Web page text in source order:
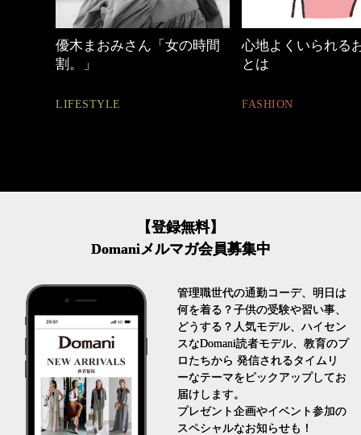
心地よくいられるおしゃれ
とは
FASHION
【ワーママのきれ
ュアル通勤】
FASHION
【登録無料】
Domaniメルマガ会員募集中
管理職世代の通勤コーデ、明日は
何を着る？子供の受験や習い事、
どうする？人気モデル、ハイセン
スなDomani読者モデル、教育のプ
ロたちから 発信されるタイムリ
ーなテーマをピックアップしてお
届けします。
プレゼント企画やイベント参加の
スペシャルなお知らせも！